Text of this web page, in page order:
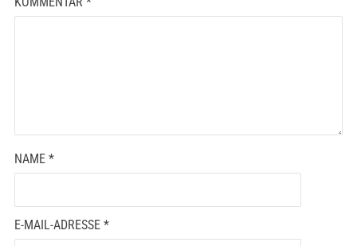
NAME *
E-MAIL-ADRESSE *